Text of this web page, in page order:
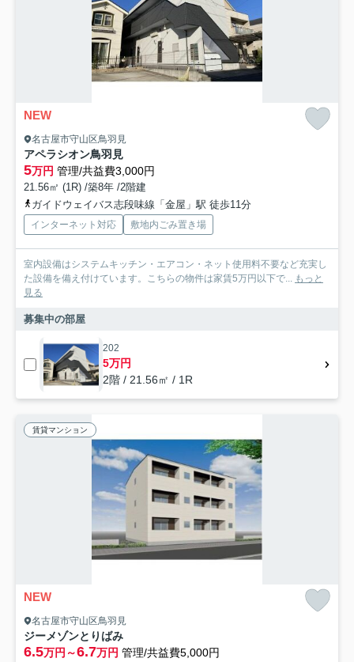
NEW
名古屋市守山区鳥羽見
アペラシオン鳥羽見
5万円 管理/共益費3,000円
21.56㎡ (1R) /築8年 /2階建
ガイドウェイバス志段味線「金屋」駅 徒歩11分
インターネット対応 敷地内ごみ置き場
室内設備はシステムキッチン・エアコン・ネット使用料不要など充実し
た設備を備え付けています。こちらの物件は家賃5万円以下で... もっと
見る
募集中の部屋
202
5万円
2階 / 21.56㎡ / 1R
賃貸マンション
NEW
名古屋市守山区鳥羽見
ジーメゾンとりばみ
6.5万円～6.7万円 管理/共益費5,000円